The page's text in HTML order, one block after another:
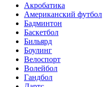
Акробатика
Американский футбол
Бадминтон
Баскетбол
Бильярд
Боулинг
Велоспорт
Волейбол
Гандбол